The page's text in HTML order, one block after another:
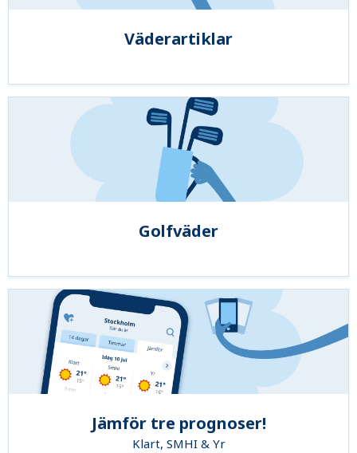
Väderartiklar
Golfväder
Jämför tre prognoser!
Klart, SMHI & Yr